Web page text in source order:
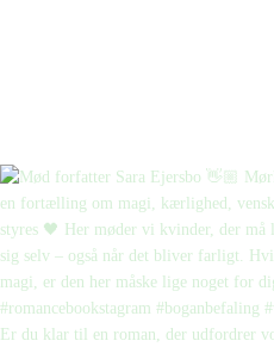
Er du klar til en roman, der udfordrer